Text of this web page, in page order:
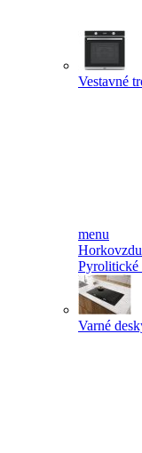
Vestavné
menu
Pyrolitické
Varné